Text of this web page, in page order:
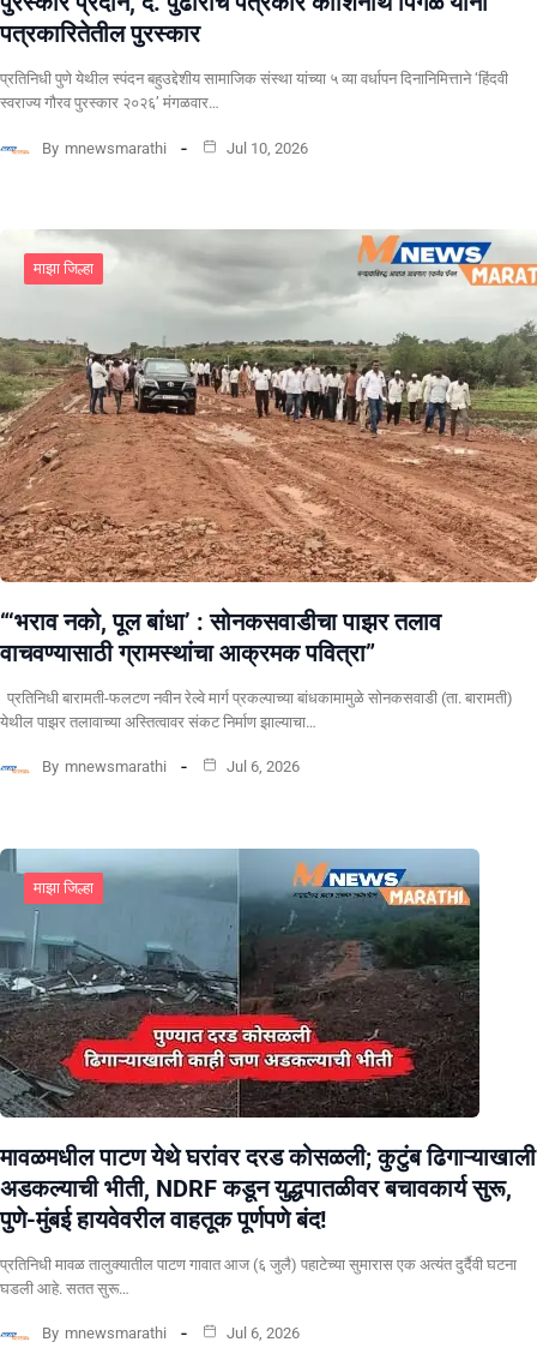
पत्रकारितेतील पुरस्कार
प्रतिनिधी पुणे येथील स्पंदन बहुउद्देशीय सामाजिक संस्था यांच्या ५ व्या वर्धापन दिनानिमित्ताने ‘हिंदवी
स्वराज्य गौरव पुरस्कार २०२६’ मंगळवार…
By mnewsmarathi Jul 10, 2026
माझा जिल्हा
“‘भराव नको, पूल बांधा’ : सोनकसवाडीचा पाझर तलाव
वाचवण्यासाठी ग्रामस्थांचा आक्रमक पवित्रा”
प्रतिनिधी बारामती-फलटण नवीन रेल्वे मार्ग प्रकल्पाच्या बांधकामामुळे सोनकसवाडी (ता. बारामती)
येथील पाझर तलावाच्या अस्तित्वावर संकट निर्माण झाल्याचा…
By mnewsmarathi Jul 6, 2026
माझा जिल्हा
मावळमधील पाटण येथे घरांवर दरड कोसळली; कुटुंब ढिगाऱ्याखाली
अडकल्याची भीती, NDRF कडून युद्धपातळीवर बचावकार्य सुरू,
पुणे-मुंबई हायवेवरील वाहतूक पूर्णपणे बंद!
​प्रतिनिधी मावळ तालुक्यातील पाटण गावात आज (६ जुलै) पहाटेच्या सुमारास एक अत्यंत दुर्दैवी घटना
घडली आहे. सतत सुरू…
By mnewsmarathi Jul 6, 2026